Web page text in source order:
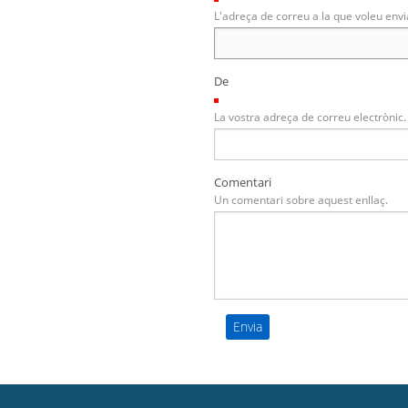
L'adreça de correu a la que voleu
De
La vostra adreça de correu electrònic.
Comentari
Un comentari sobre aquest enllaç.